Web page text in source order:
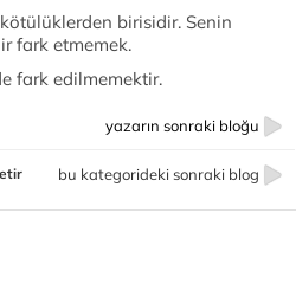
birisidir. Senin
fark etmemek.
fark edilmemektir.
yazarın sonraki bloğu
bu kategorideki sonraki blog